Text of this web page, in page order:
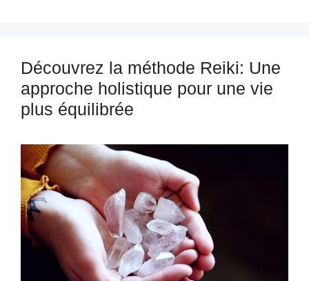
Découvrez la méthode Reiki: Une
approche holistique pour une vie
plus équilibrée